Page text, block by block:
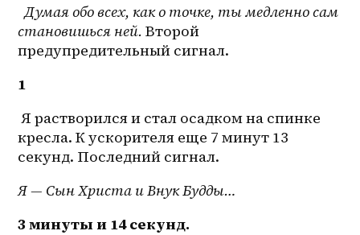
Думая обо всех, как о точке, ты медленно сам
становишься ней. Второй
предупредительный сигнал.
1
Я растворился и стал осадком на спинке
кресла. К ускорителя еще 7 минут 13
секунд. Последний сигнал.
Я — Сын Христа и Внук Будды…
3 минуты и 14 секунд.